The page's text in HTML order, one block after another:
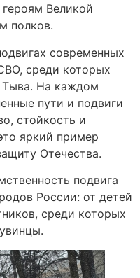
Великой
полков.
современных
среди которых
Тыва. На каждом
пути и подвиги
стойкость и
яркий пример
Отечества.
подвига
России: от детей
среди которых